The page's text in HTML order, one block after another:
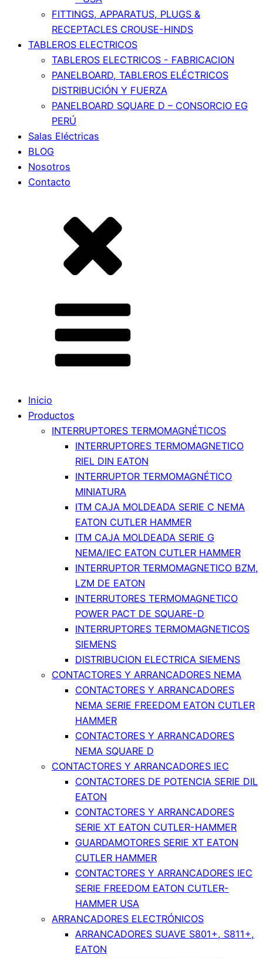
FITTINGS, APPARATUS, PLUGS &
RECEPTACLES CROUSE-HINDS
TABLEROS ELECTRICOS
TABLEROS ELECTRICOS - FABRICACION
PANELBOARD, TABLEROS ELÉCTRICOS
DISTRIBUCIÓN Y FUERZA
PANELBOARD SQUARE D – CONSORCIO EG
PERÚ
Salas Eléctricas
BLOG
Nosotros
Contacto
Inicio
Productos
INTERRUPTORES TERMOMAGNÉTICOS
INTERRUPTORES TERMOMAGNETICO
RIEL DIN EATON
INTERRUPTOR TERMOMAGNÉTICO
MINIATURA
ITM CAJA MOLDEADA SERIE C NEMA
EATON CUTLER HAMMER
ITM CAJA MOLDEADA SERIE G
NEMA/IEC EATON CUTLER HAMMER
INTERRUPTOR TERMOMAGNETICO BZM,
LZM DE EATON
INTERRUTORES TERMOMAGNETICO
POWER PACT DE SQUARE-D
INTERRUPTORES TERMOMAGNETICOS
SIEMENS
DISTRIBUCION ELECTRICA SIEMENS
CONTACTORES Y ARRANCADORES NEMA
CONTACTORES Y ARRANCADORES
NEMA SERIE FREEDOM EATON CUTLER
HAMMER
CONTACTORES Y ARRANCADORES
NEMA SQUARE D
CONTACTORES Y ARRANCADORES IEC
CONTACTORES DE POTENCIA SERIE DIL
EATON
CONTACTORES Y ARRANCADORES
SERIE XT EATON CUTLER-HAMMER
GUARDAMOTORES SERIE XT EATON
CUTLER HAMMER
CONTACTORES Y ARRANCADORES IEC
SERIE FREEDOM EATON CUTLER-
HAMMER USA
ARRANCADORES ELECTRÓNICOS
ARRANCADORES SUAVE S801+, S811+,
EATON